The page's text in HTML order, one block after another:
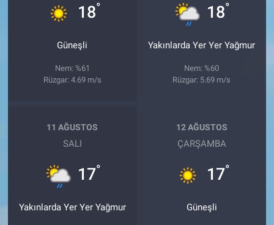
18°
Güneşli
Nem: %61
Rüzgar: 4.69 m/s
18°
Yakınlarda Yer Yer Yağmur
Nem: %60
Rüzgar: 5.69 m/s
11 AĞUSTOS
SALI
17°
Yakınlarda Yer Yer Yağmur
12 AĞUSTOS
ÇARŞAMBA
17°
Güneşli